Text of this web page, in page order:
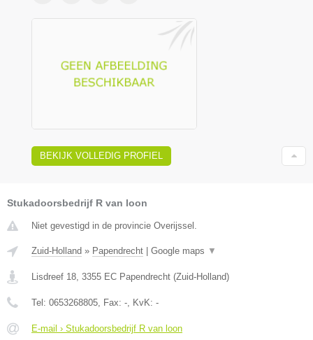
BEKIJK VOLLEDIG PROFIEL
Stukadoorsbedrijf R van loon
Niet gevestigd in de provincie Overijssel.
Zuid-Holland » Papendrecht | Google maps ▼
Lisdreef 18 3355 EC Papendrecht (Zuid-Holland)
Tel: 0653268805 , Fax: - , KvK: -
E-mail › Stukadoorsbedrijf R van loon